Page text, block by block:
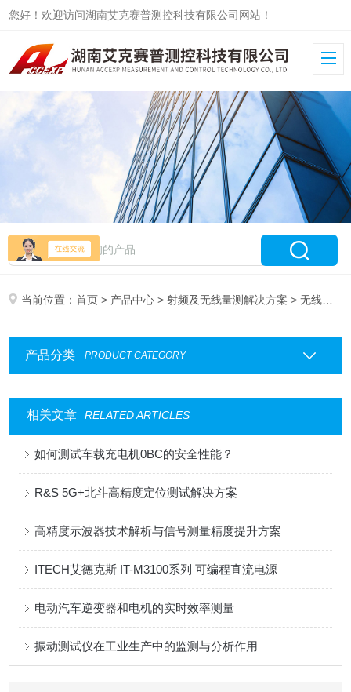
您好！欢迎访问湖南艾克赛普测控科技有限公司网站！
当前位置：首页 > 产品中心 >射频及无线量测解决方案 > 无线量测解决方案
产品分类 PRODUCT CATEGORY
相关文章 RELATED ARTICLES
如何测试车载充电机0BC的安全性能？
R&S 5G+北斗高精度定位测试解决方案
高精度示波器技术解析与信号测量精度提升方案
ITECH艾德克斯 IT-M3100系列 可编程直流电源
电动汽车逆变器和电机的实时效率测量
振动测试仪在工业生产中的监测与分析作用